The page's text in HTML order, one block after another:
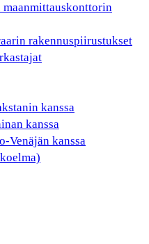
rakennuspiirustukset
kanssa
kanssa
Venäjän kanssa